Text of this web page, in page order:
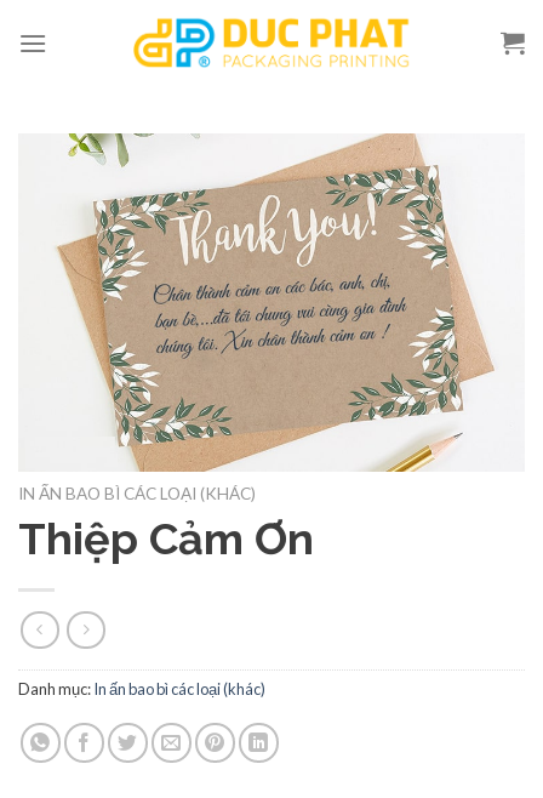
IN ẤN BAO BÌ CÁC LOẠI (KHÁC)
Thiệp Cảm Ơn
Danh mục:In ấn bao bì các loại (khác)